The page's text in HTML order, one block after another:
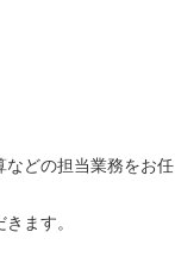
などの担当業務をお任
ます。